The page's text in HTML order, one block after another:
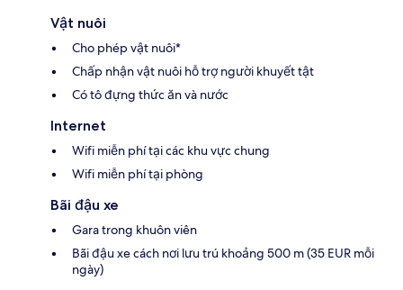
Vật nuôi
Cho phép vật nuôi*
Chấp nhận vật nuôi hỗ trợ người khuyết tật
Có tô đựng thức ăn và nước
Internet
Wifi miễn phí tại các khu vực chung
Wifi miễn phí tại phòng
Bãi đậu xe
Gara trong khuôn viên
Bãi đậu xe cách nơi lưu trú khoảng 500 m (35 EUR mỗi
ngày)